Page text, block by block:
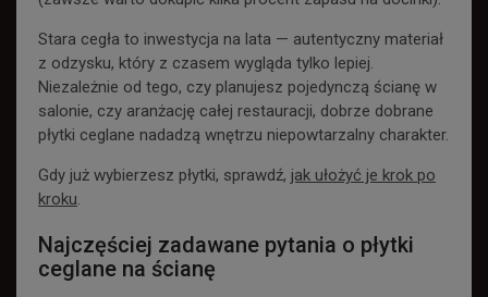
Stara cegła to inwestycja na lata — autentyczny materiał
z odzysku, który z czasem wygląda tylko lepiej.
Niezależnie od tego, czy planujesz pojedynczą ścianę w
salonie, czy aranżację całej restauracji, dobrze dobrane
płytki ceglane nadadzą wnętrzu niepowtarzalny charakter.
Gdy już wybierzesz płytki, sprawdź, jak ułożyć je krok po
kroku.
Najczęściej zadawane pytania o płytki
ceglane na ścianę